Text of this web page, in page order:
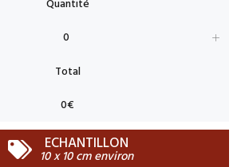
ECHANTILLON
10 x 10 cm environ